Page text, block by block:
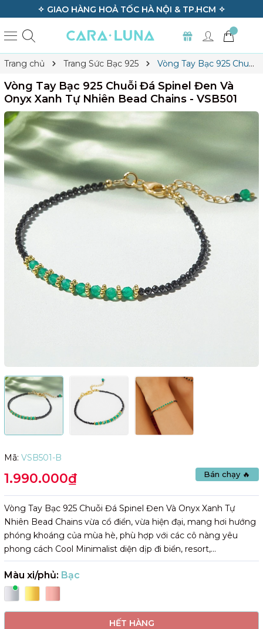
✧ GIAO HÀNG HOẢ TỐC HÀ NỘI & TP.HCM ✧
Trang chủ Trang Sức Bạc 925
Vòng Tay Bạc 925 Chuỗi
Đá Spinel Đen Và Onyx Xanh Tự Nhiên Bead Chains - VSB501
Vòng Tay Bạc 925 Chuỗi Đá Spinel Đen Và
Onyx Xanh Tự Nhiên Bead Chains - VSB501
Mã: VSB501-B
Bán chạy 🔥
1.990.000₫
Vòng Tay Bạc 925 Chuỗi Đá Spinel Đen Và Onyx Xanh Tự
Nhiên Bead Chains vừa cổ điển, vừa hiện đại, mang hơi hướng
phóng khoáng của mùa hè, phù hợp với các cô nàng yêu
phong cách Cool Minimalist diện dịp đi biển, resort,...
Màu xi/phủ: Bạc
HẾT HÀNG